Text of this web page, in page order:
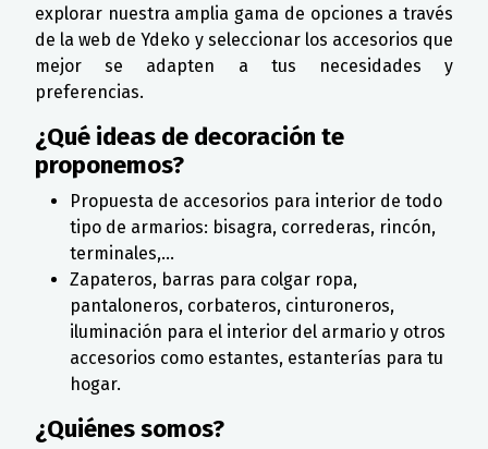
explorar nuestra amplia gama de opciones a través
de la web de Ydeko y seleccionar los accesorios que
mejor se adapten a tus necesidades y
preferencias.
¿Qué ideas de decoración te
proponemos?
Propuesta de accesorios para interior de todo
tipo de armarios: bisagra, correderas, rincón,
terminales,...
Zapateros, barras para colgar ropa,
pantaloneros, corbateros, cinturoneros,
iluminación para el interior del armario y otros
accesorios como estantes, estanterías para tu
hogar.
¿Quiénes somos?